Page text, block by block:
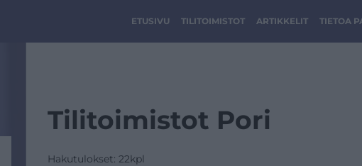
ETUSIVU TILITOIMISTOT ARTIKKELIT TIETOA
Tilitoimistot Pori
Hakutulokset: 22kpl